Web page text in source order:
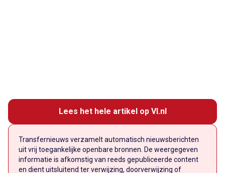
Lees het hele artikel op VI.nl
Transfernieuws verzamelt automatisch nieuwsberichten
uit vrij toegankelijke openbare bronnen. De weergegeven
informatie is afkomstig van reeds gepubliceerde content
en dient uitsluitend ter verwijzing, doorverwijzing of